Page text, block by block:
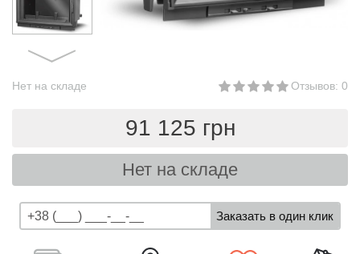
Нет на складе Отзывов: 0
91 125 грн
Нет на складе